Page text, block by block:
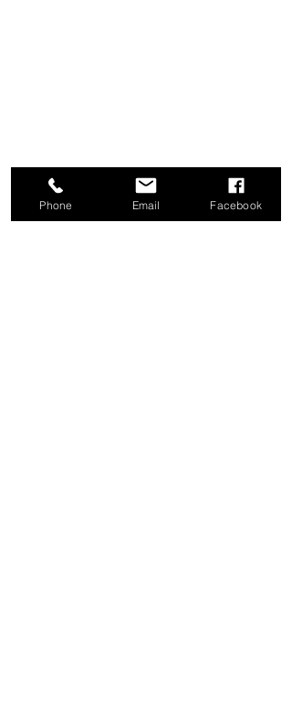
Phone Email Facebook